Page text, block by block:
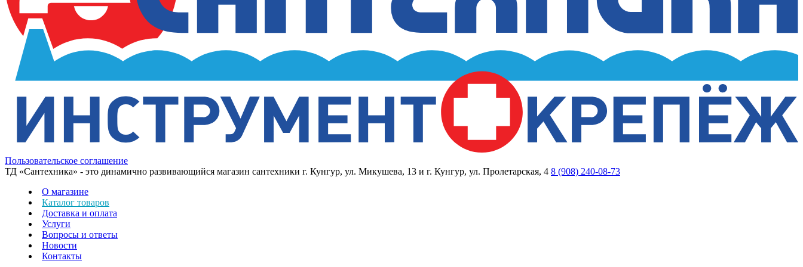
Пользовательское соглашение
ТД «Сантехника» - это динамично развивающийся магазин сантехники г. Кунгур, ул. Микушева, 13 и г. Кунгур, ул. Пролетарская, 4 8 (908) 240-08-73
О магазине
Каталог товаров
Доставка и оплата
Услуги
Вопросы и ответы
Новости
Контакты